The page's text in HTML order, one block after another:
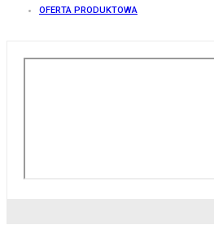
OFERTA PRODUKTOWA